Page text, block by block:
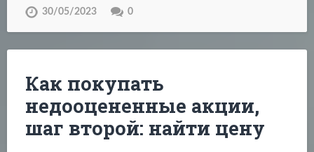
30/05/2023 0
Как покупать
недооцененные акции,
шаг второй: найти цену